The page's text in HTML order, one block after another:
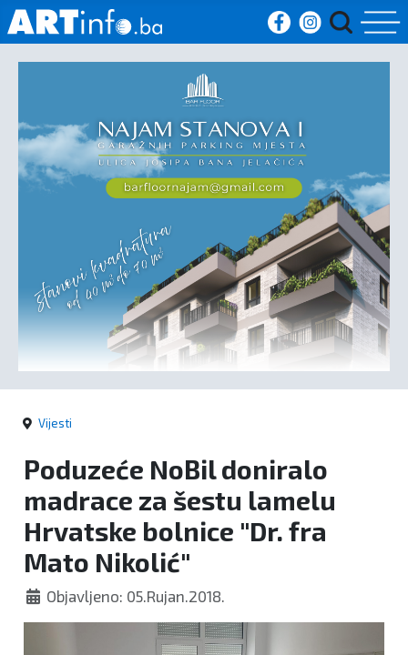
Vijesti
Sport
Crna
kronika
Politika
Vijesti
Poduzeće NoBil doniralo
madrace za šestu lamelu
Hrvatske bolnice "Dr. fra
Mato Nikolić"
Objavljeno: 05.Rujan.2018.